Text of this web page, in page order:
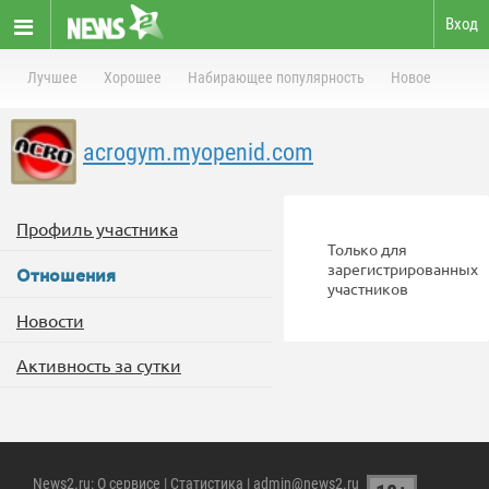
Вход
Лучшее Хорошее Набирающее популярность Новое
acrogym.myopenid.com
Профиль участника
Отношения
Новости
Активность за сутки
Только для
зарегистрированных
участников
News2.ru: О сервисе | Статистика | admin@news2.ru